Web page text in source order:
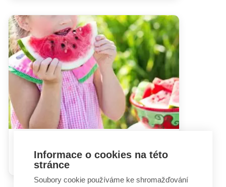
dětíInformace o cookies na této
stránce
Soubory cookie používáme ke shromažďování